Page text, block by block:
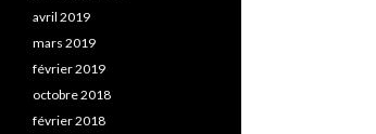
avril 2019
mars 2019
février 2019
octobre 2018
février 2018